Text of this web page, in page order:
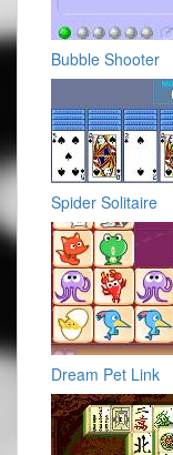
Bubble Shooter
Spider Solitaire
Dream Pet Link